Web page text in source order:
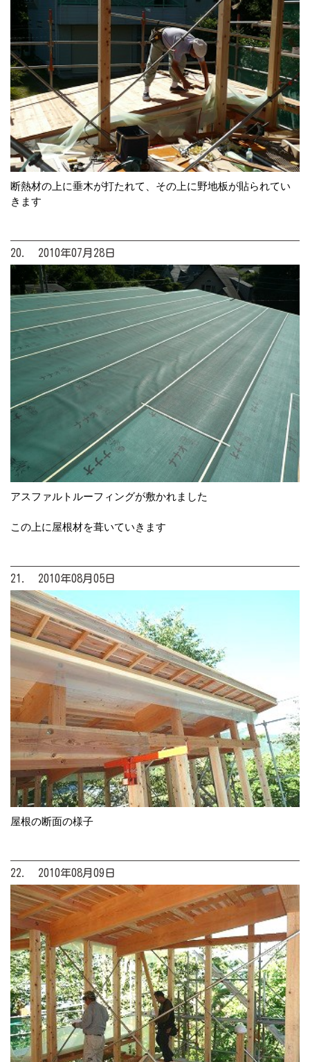
断熱材の上に垂木が打たれて、その上に野地板が貼られてい
きます
20. 2010年07月28日
アスファルトルーフィングが敷かれました
この上に屋根材を葺いていきます
21. 2010年08月05日
屋根の断面の様子
22. 2010年08月09日